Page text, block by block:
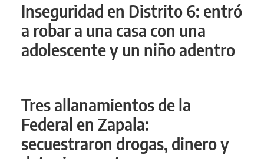
Inseguridad en Distrito 6: entró
a robar a una casa con una
adolescente y un niño adentro
Tres allanamientos de la
Federal en Zapala:
secuestraron drogas, dinero y